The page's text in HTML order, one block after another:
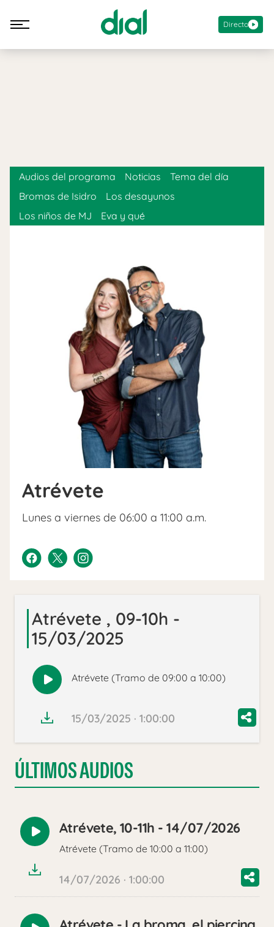
Directo
Atrévete
Lunes a viernes de 06:00 a 11:00 a.m.
Audios del programa Noticias
Tema del día
Bromas de Isidro
Los desayunos
Los niños de MJ
Eva y qué
Atrévete , 09-10h -
15/03/2025
Reproducir
audio
Atrévete (Tramo de 09:00 a 10:00)
15/03/2025 · 1:00:00
ÚLTIMOS AUDIOS
Reproducir
audio
Atrévete, 10-11h - 14/07/2026
Atrévete (Tramo de 10:00 a 11:00)
14/07/2026 · 1:00:00